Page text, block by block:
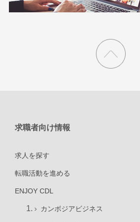
求職者向け情報
求人を探す
転職活動を進める
ENJOY CDL
カンボジアビジネス